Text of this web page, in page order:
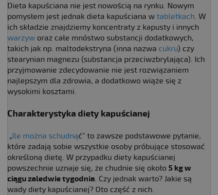
Dieta kapuściana nie jest nowością na rynku. Nowym
pomysłem jest jednak dieta kapuściana w tabletkach. W
ich składzie znajdziemy koncentraty z kapusty i innych
warzyw oraz całe mnóstwo substancji dodatkowych,
takich jak np. maltodekstryna (inna nazwa cukru) czy
stearynian magnezu (substancja przeciwzbrylająca). Ich
przyjmowanie zdecydowanie nie jest rozwiązaniem
najlepszym dla zdrowia, a dodatkowo wiąże się z
wysokimi kosztami.
Charakterystyka diety kapuścianej
„Ile można schudnąć” to zawsze podstawowe pytanie,
które zadają sobie wszystkie osoby próbujące stosować
określoną dietę. W przypadku diety kapuścianej
powszechnie uznaje się, że chudnie się około 5 kg w
ciągu zaledwie tygodnia. Czy jednak warto? Jakie są
wady diety kapuścianej? Oto część z nich.